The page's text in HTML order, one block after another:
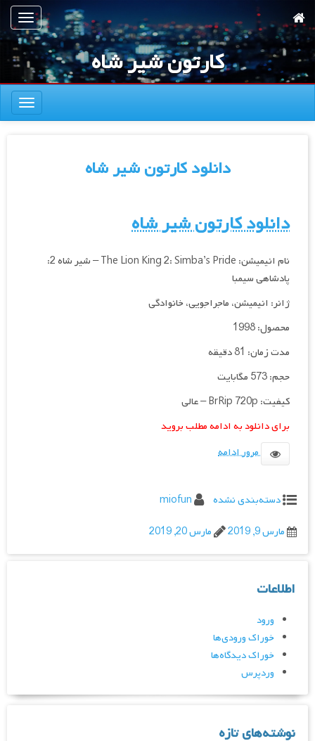
به
محتوای
اصلی
ناوبری
کارتون شیر شاه
ناوبری
دانلود کارتون شیر شاه
دانلود کارتون شیر شاه
نام انیمیشن: The Lion King 2: Simba’s Pride – شیر شاه 2:
پادشاهی سیمبا
ژانر: انیمیشن، ماجراجویی، خانوادگی
محصول: 1998
مدت زمان: 81 دقیقه
حجم: 573 مگابایت
كيفيت: BrRip 720p – عالی
برای دانلود به ادامه مطلب بروید
مرور ادامه
دسته‌بندی نشده
miofun
مارس 9, 2019
مارس 20, 2019
اطلاعات
ورود
خوراک ورودی‌ها
خوراک دیدگاه‌ها
وردپرس
نوشته‌های تازه